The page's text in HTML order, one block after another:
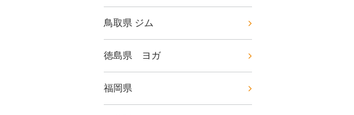
鳥取県 ジム
徳島県 ヨガ
福岡県